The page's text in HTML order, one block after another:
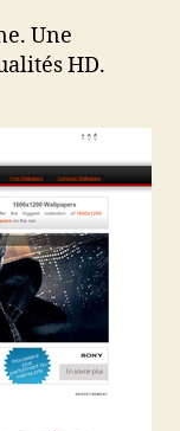
Une
HD.